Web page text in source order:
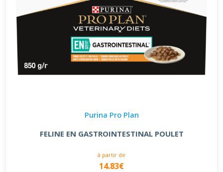
Purina Pro Plan
FELINE EN GASTROINTESTINAL POULET
à partir de
14.83€